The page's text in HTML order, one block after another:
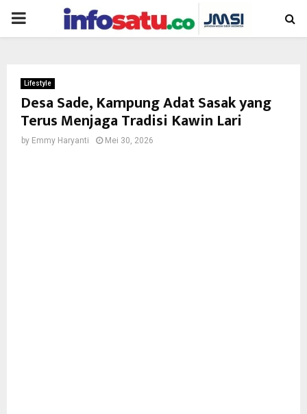
PRIMARY
Lifestyle
Desa Sade, Kampung Adat Sasak yang
Terus Menjaga Tradisi Kawin Lari
by Emmy Haryanti Mei 30, 2026